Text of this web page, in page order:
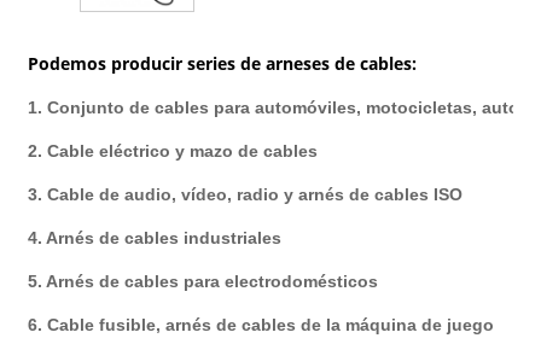
Podemos producir series de arneses de cables:
1. Conjunto de cables para automóviles, motocicletas,
2. Cable eléctrico y mazo de cables
3. Cable de audio, vídeo, radio y arnés de cables ISO
4. Arnés de cables industriales
5. Arnés de cables para electrodomésticos
6. Cable fusible, arnés de cables de la máquina de juego